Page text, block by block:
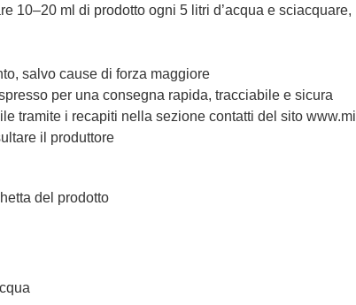
10–20 ml di prodotto ogni 5 litri d’acqua e
salvo cause di forza maggiore
per una consegna rapida, tracciabile e sicura
tramite i recapiti nella sezione contatti del sito
il produttore
del prodotto